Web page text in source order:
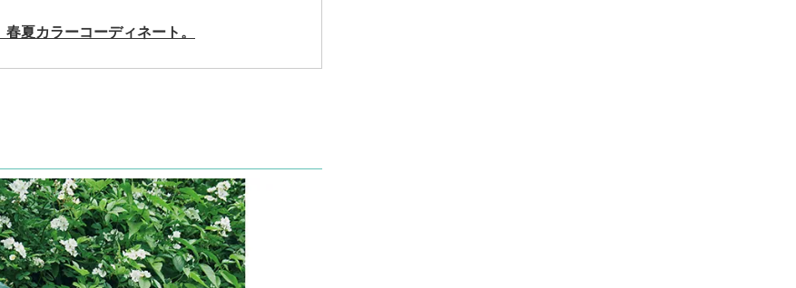
春夏カラーコーディネート。